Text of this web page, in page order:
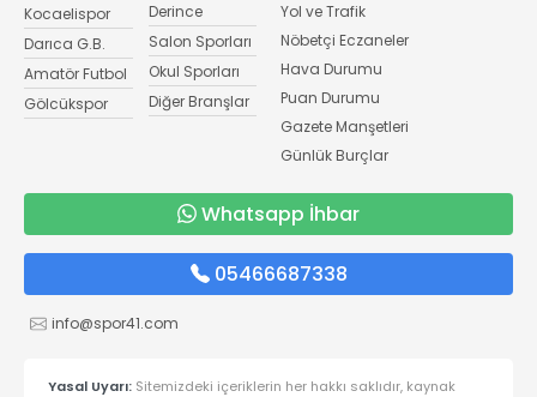
Kocaelispor
Darıca G.B.
Amatör Futbol
Gölcükspor
Derince
Salon Sporları
Okul Sporları
Diğer Branşlar
Yol ve Trafik
Nöbetçi Eczaneler
Hava Durumu
Puan Durumu
Gazete Manşetleri
Günlük Burçlar
Whatsapp İhbar
05466687338
info@spor41.com
Yasal Uyarı: Sitemizdeki içeriklerin her hakkı saklıdır, kaynak